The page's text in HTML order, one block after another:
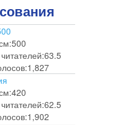
500
63.5
1,827
420
62.5
1,902